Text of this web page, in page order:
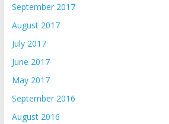
September 2017
August 2017
July 2017
June 2017
May 2017
September 2016
August 2016